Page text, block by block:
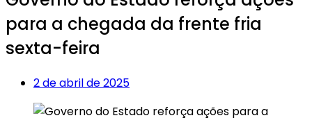
para a chegada da frente fria
sexta-feira
2 de abril de 2025